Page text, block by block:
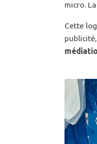
micro.
Cette